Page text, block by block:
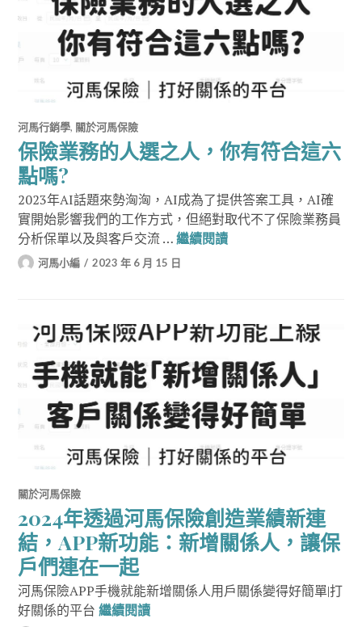
河馬行銷學, 關於河馬保險
保險業務的人選之人，你有符合這六
點嗎?
2023年AI話題來勢洶洶，AI成為了提供答案工具，AI確
實開始影響我們的工作方式，但絕對取代不了保險業務員
分析保單以及與客戶交流 …繼續閱讀保險業務的人選之人，
河馬小編 2023 年 6 月 15 日
關於河馬保險
2024年透過河馬保險創造業績新連
結，APP新功能：新增關係人，讓保
戶們連在一起
河馬保險APP手機就能新增關係人用戶關係變得好簡單|打
好關係的平台繼續閱讀2024年透過河馬保險創造業績新連